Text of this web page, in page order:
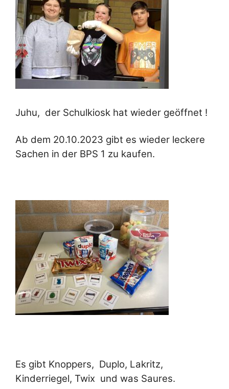
Juhu, der Schulkiosk hat wieder geöffnet !
Ab dem 20.10.2023 gibt es wieder leckere
Sachen in der BPS 1 zu kaufen.
Es gibt Knoppers, Duplo, Lakritz,
Kinderriegel, Twix und was Saures.